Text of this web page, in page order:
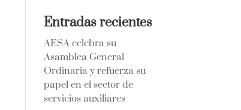
Entradas recientes
AESA celebra su
Asamblea General
Ordinaria y refuerza su
papel en el sector de
servicios auxiliares